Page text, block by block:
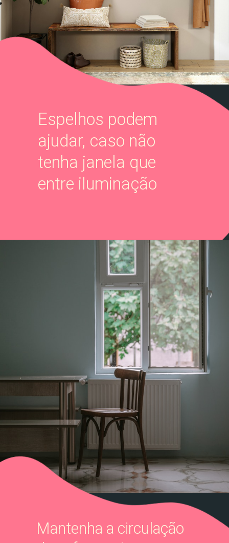
Espelhos podem
ajudar, caso não
tenha janela que
entre iluminação
Mantenha a circulação